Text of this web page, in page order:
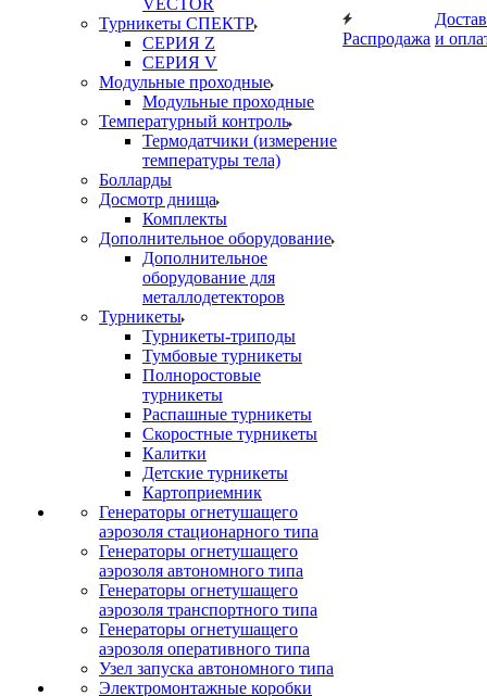
VECTOR
Турникеты СПЕКТР
СЕРИЯ Z
СЕРИЯ V
Модульные проходные
Модульные проходные
Температурный контроль
Термодатчики (измерение
температуры тела)
Болларды
Досмотр днища
Комплекты
Дополнительное оборудование
Дополнительное
оборудование для
металлодетекторов
Турникеты
Турникеты-триподы
Тумбовые турникеты
Полноростовые
турникеты
Распашные турникеты
Скоростные турникеты
Калитки
Детские турникеты
Картоприемник
Генераторы огнетушащего
аэрозоля стационарного типа
Генераторы огнетушащего
аэрозоля автономного типа
Генераторы огнетушащего
аэрозоля транспортного типа
Генераторы огнетушащего
аэрозоля оперативного типа
Узел запуска автономного типа
Электромонтажные коробки
Распродажа и